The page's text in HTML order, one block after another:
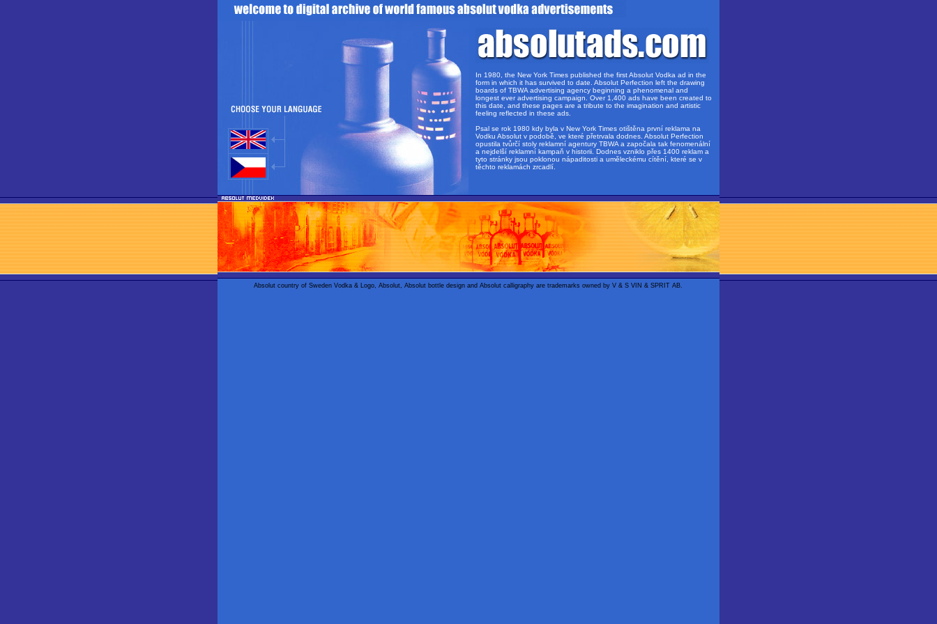
In 1980, the New York Times published the first Absolut Vodka ad in the
form in which it has survived to date. Absolut Perfection left the drawing
boards of TBWA advertising agency beginning a phenomenal and
longest ever advertising campaign. Over 1,400 ads have been created to
this date, and these pages are a tribute to the imagination and artistic
feeling reflected in these ads.
Psal se rok 1980 kdy byla v New York Times otištěna první reklama na
Vodku Absolut v podobě, ve které přetrvala dodnes. Absolut Perfection
opustila tvůrčí stoly reklamní agentury TBWA a započala tak fenomenální
a nejdelší reklamní kampaň v historii. Dodnes vzniklo přes 1400 reklam a
tyto stránky jsou poklonou nápaditosti a uměleckému cítění, které se v
těchto reklamách zrcadlí.
Absolut country of Sweden Vodka & Logo, Absolut, Absolut bottle design and Absolut calligraphy are trademarks owned by V & S VIN & SPRIT AB.